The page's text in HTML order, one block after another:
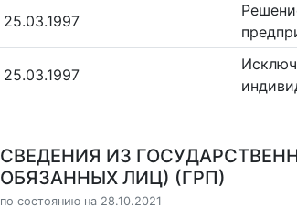
25.03.1997
25.03.1997
СВЕДЕНИЯ ИЗ
ОБЯЗАННЫХ ЛИЦ) (ГРП)
по состоянию на 28.10.2021